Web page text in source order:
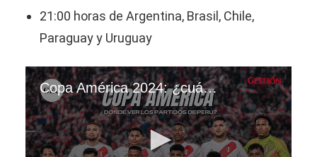
21:00 horas de Argentina, Brasil, Chile,
Paraguay y Uruguay
Copa América 2024: ¿cuándo y dónde ver los partidos de la selección peruana?